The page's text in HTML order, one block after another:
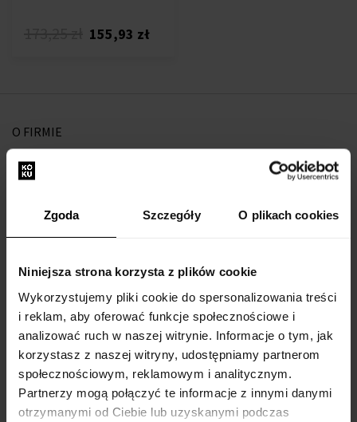
Zgoda Szczegóły O plikach cookies
Niniejsza strona korzysta z plików cookie
Wykorzystujemy pliki cookie do spersonalizowania treści
i reklam, aby oferować funkcje społecznościowe i
analizować ruch w naszej witrynie. Informacje o tym, jak
korzystasz z naszej witryny, udostępniamy partnerom
społecznościowym, reklamowym i analitycznym.
Partnerzy mogą połączyć te informacje z innymi danymi
otrzymanymi od Ciebie lub uzyskanymi podczas
155,93 zł
O FIRMIE
O nas
Kontakt
Program lojalnościowy
Regulamin zakupów
Prywatność
Formularz reklamacyjny
Sposób dostawy
Kiedy otrzymam zamówiony towar?